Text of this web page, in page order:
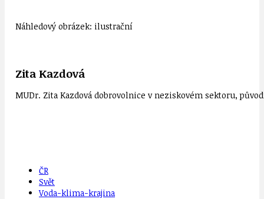
Náhledový obrázek: ilustrační
Zita Kazdová
MUDr. Zita Kazdová dobrovolnice v neziskovém sektoru,
ČR
Svět
Voda-klima-krajina